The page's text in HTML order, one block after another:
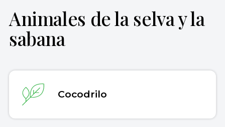
Animales de la selva y la
sabana
Cocodrilo